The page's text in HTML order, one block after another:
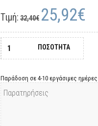
Τιμή: 32,40€ 25,92€
ΠΟΣΟΤΗΤΑ
Παράδοση σε 4-10 εργάσιμες ημέρες